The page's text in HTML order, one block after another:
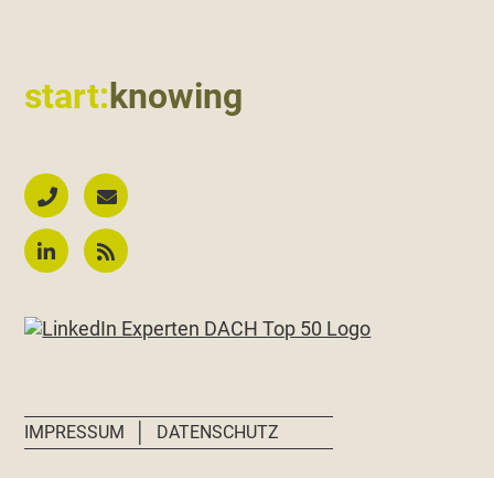
start:knowing
IMPRESSUM DATENSCHUTZ